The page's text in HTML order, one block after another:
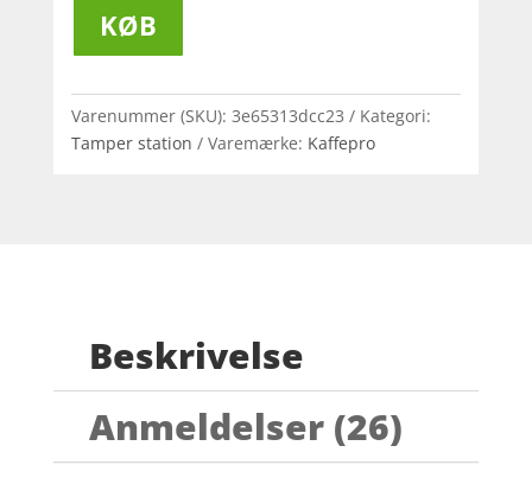
KØB
Varenummer (SKU): 3e65313dcc23
Kategori:
Tamper station
Varemærke: Kaffepro
Beskrivelse
Anmeldelser (26)